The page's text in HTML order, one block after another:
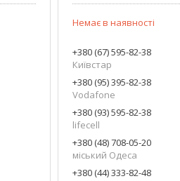
Немає в наявності
+380 (67) 595-82-38
Київстар
+380 (95) 395-82-38
Vodafone
+380 (93) 595-82-38
lifecell
+380 (48) 708-05-20
міський Одеса
+380 (44) 333-82-48